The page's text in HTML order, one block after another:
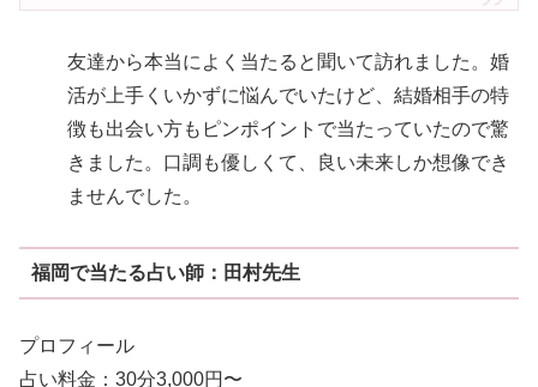
友達から本当によく当たると聞いて訪れました。婚
活が上手くいかずに悩んでいたけど、結婚相手の特
徴も出会い方もピンポイントで当たっていたので驚
きました。口調も優しくて、良い未来しか想像でき
ませんでした。
福岡で当たる占い師：田村先生
プロフィール
占い料金：30分3,000円〜